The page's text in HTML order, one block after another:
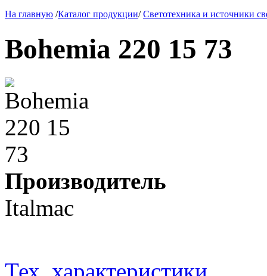
На главную /Каталог продукции/Светотехника и источники
Bohemia 220 15 73
Производитель
Italmac